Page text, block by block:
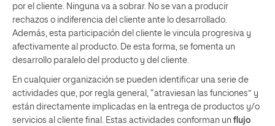
por el cliente. Ninguna va a sobrar. No se van a producir
rechazos o indiferencia del cliente ante lo desarrollado.
Además, esta participación del cliente le vincula progresiva y
afectivamente al producto. De esta forma, se fomenta un
desarrollo paralelo del producto y del cliente.
En cualquier organización se pueden identificar una serie de
actividades que, por regla general, “atraviesan las funciones” y
están directamente implicadas en la entrega de productos y/o
servicios al cliente final. Estas actividades conforman un flujo